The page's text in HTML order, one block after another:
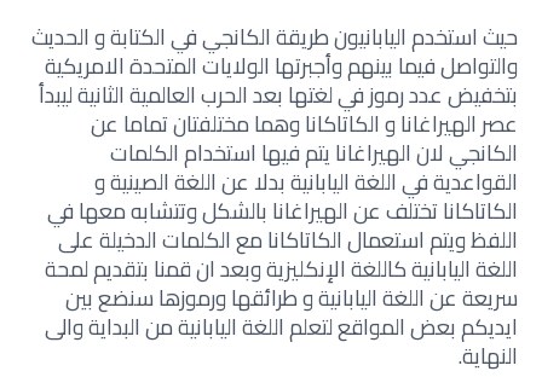
حيث استخدم اليابانيون طريقة الكانجي في الكتابة و الحديث
والتواصل فيما بينهم وأجبرتها الولايات المتحدة الامريكية
بتخفيض عدد رموز في لغتها بعد الحرب العالمية الثانية ليبدأ
عصر الهيراغانا و الكاتاكانا وهما مختلفتان تماما عن
الكانجي لان الهيراغانا يتم فيها استخدام الكلمات
القواعدية في اللغة اليابانية بدلا عن اللغة الصينية و
الكاتاكانا تختلف عن الهيراغانا بالشكل وتتشابه معها في
اللفظ ويتم استعمال الكاتاكانا مع الكلمات الدخيلة على
اللغة اليابانية كاللغة الإنكليزية وبعد ان قمنا بتقديم لمحة
سريعة عن اللغة اليابانية و طرائقها ورموزها سنضع بين
ايديكم بعض المواقع لتعلم اللغة اليابانية من البداية والى
النهاية.